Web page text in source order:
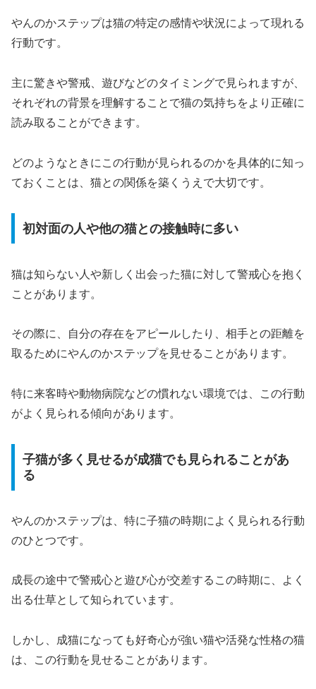
やんのかステップは猫の特定の感情や状況によって現れる
行動です。
主に驚きや警戒、遊びなどのタイミングで見られますが、
それぞれの背景を理解することで猫の気持ちをより正確に
読み取ることができます。
どのようなときにこの行動が見られるのかを具体的に知っ
ておくことは、猫との関係を築くうえで大切です。
初対面の人や他の猫との接触時に多い
猫は知らない人や新しく出会った猫に対して警戒心を抱く
ことがあります。
その際に、自分の存在をアピールしたり、相手との距離を
取るためにやんのかステップを見せることがあります。
特に来客時や動物病院などの慣れない環境では、この行動
がよく見られる傾向があります。
子猫が多く見せるが成猫でも見られることがあ
る
やんのかステップは、特に子猫の時期によく見られる行動
のひとつです。
成長の途中で警戒心と遊び心が交差するこの時期に、よく
出る仕草として知られています。
しかし、成猫になっても好奇心が強い猫や活発な性格の猫
は、この行動を見せることがあります。